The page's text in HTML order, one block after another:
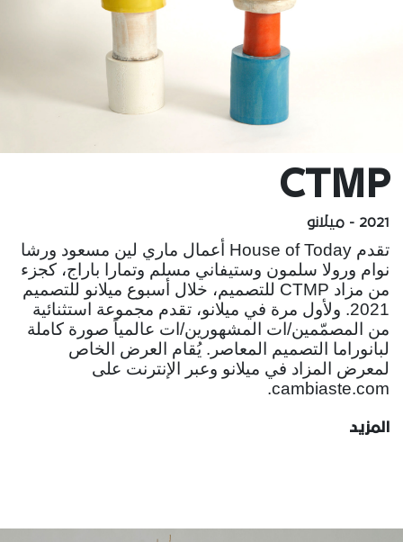
CTMP
2021 - ميلانو
تقدم House of Today أعمال ماري لين مسعود ورشا
نوام ورولا سلمون وستيفاني مسلم وتمارا باراج، كجزء
من مزاد CTMP للتصميم، خلال أسبوع ميلانو للتصميم
2021. ولأول مرة في ميلانو، تقدم مجموعة استثنائية
من المصمّمين/ات المشهورين/ات عالمياً صورة كاملة
لبانوراما التصميم المعاصر. يُقام العرض الخاص
لمعرض المزاد في ميلانو وعبر الإنترنت على
cambiaste.com.
المزيد